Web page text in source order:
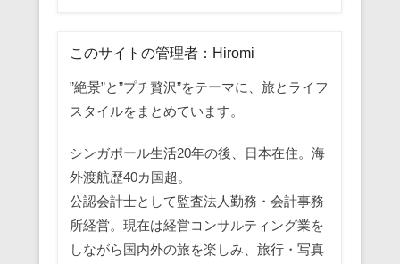
このサイトの管理者：Hiromi
”絶景”と”プチ贅沢”をテーマに、旅とライフ
スタイルをまとめています。
シンガポール生活20年の後、日本在住。海
外渡航歴40カ国超。
公認会計士として監査法人勤務・会計事務
所経営。現在は経営コンサルティング業を
しながら国内外の旅を楽しみ、旅行・写真